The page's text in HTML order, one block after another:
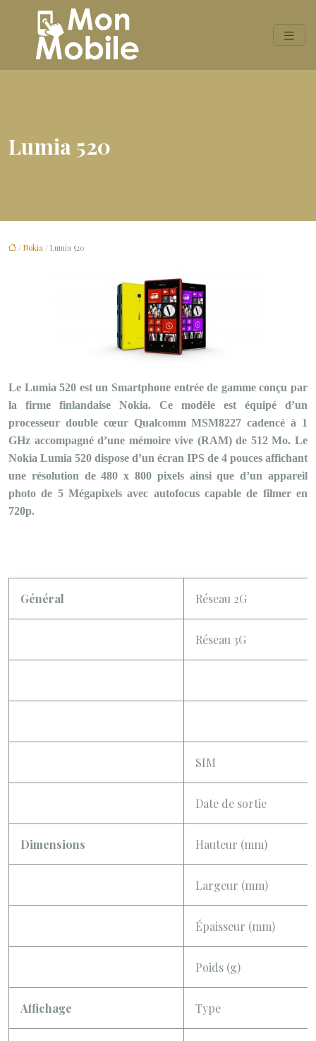
Lumia 520
/ Nokia / Lumia 520
Le Lumia 520 est un Smartphone entrée de gamme conçu par
la firme finlandaise Nokia. Ce modèle est équipé d’un
processeur double cœur Qualcomm MSM8227 cadencé à 1
GHz accompagné d’une mémoire vive (RAM) de 512 Mo. Le
Nokia Lumia 520 dispose d’un écran IPS de 4 pouces affichant
une résolution de 480 x 800 pixels ainsi que d’un appareil
photo de 5 Mégapixels avec autofocus capable de filmer en
720p.
Général Réseau 2G
Réseau 3G
SIM
Date de sortie
Dimensions Hauteur (mm)
Largeur (mm)
Épaisseur (mm)
Poids (g)
Affichage Type